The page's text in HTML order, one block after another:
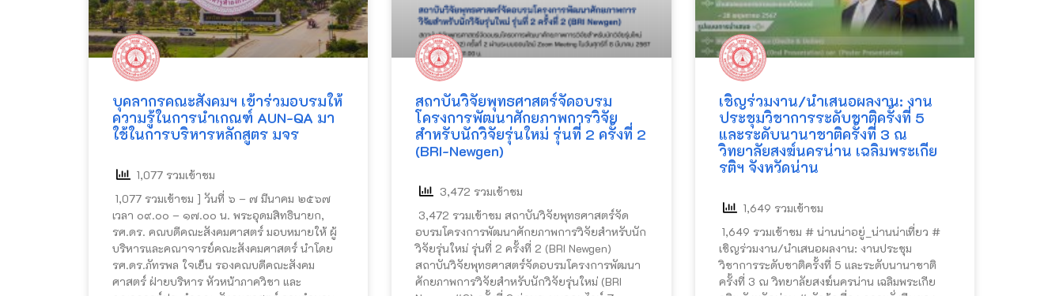
บุคลากรคณะสังคมฯ เข้าร่วมอบรมให้
ความรู้ในการนำเกณฑ์ AUN-QA มา
ใช้ในการบริหารหลักสูตร มจร
1,077 รวมเข้าชม
1,077 รวมเข้าชม ] วันที่​ ๖ – ๗ มีนาคม​ ๒๕​๖​๗​
เวลา​ ๐๙.๐๐ – ๑๗.๐๐ น.​ พระ​อุดม​สิทธิ​นายก,
รศ.ดร.​ คณบดี​คณะ​สังคม​ศาสตร์​ มอบหมายให้​ ผู้
บริหารและคณาจารย์คณะสังคมศาสตร์ นำโดย
รศ.ดร.ภัทรพล ใจเย็น รองคณบดี​คณะสังคม​
ศาสตร์​ ฝ่ายบริหาร หัวหน้าภาควิชา และ
สถาบันวิจัยพุทธศาสตร์จัดอบรม
โครงการพัฒนาศักยภาพการวิจัย
สำหรับนักวิจัยรุ่นใหม่ รุ่นที่ 2 ครั้งที่ 2
(BRI-Newgen)
3,472 รวมเข้าชม
3,472 รวมเข้าชม สถาบันวิจัยพุทธศาสตร์จัด
อบรมโครงการพัฒนาศักยภาพการวิจัยสำหรับนัก
วิจัยรุ่นใหม่ รุ่นที่ 2 ครั้งที่ 2 (BRI Newgen)
สถาบันวิจัยพุทธศาสตร์จัดอบรมโครงการพัฒนา
ศักยภาพการวิจัยสำหรับนักวิจัยรุ่นใหม่ (BRI
เชิญร่วมงาน/นำเสนอผลงาน: งาน
ประชุมวิชาการระดับชาติครั้งที่ 5
และระดับนานาชาติครั้งที่ 3 ณ
วิทยาลัยสงฆ์นครน่าน เฉลิมพระเกีย
รติฯ จังหวัดน่าน
1,649 รวมเข้าชม
1,649 รวมเข้าชม # น่านน่าอยู่_น่านน่าเที่ยว #
เชิญร่วมงาน/นำเสนอผลงาน: งานประชุม
วิชาการระดับชาติครั้งที่ 5 และระดับนานาชาติ
ครั้งที่ 3 ณ วิทยาลัยสงฆ์นครน่าน เฉลิมพระเกีย